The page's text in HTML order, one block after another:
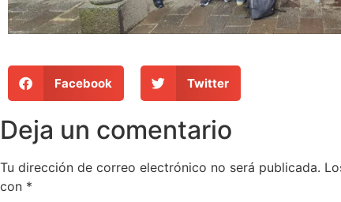
Facebook Twitter
Deja un comentario
Tu dirección de correo electrónico no será publicada.
con *